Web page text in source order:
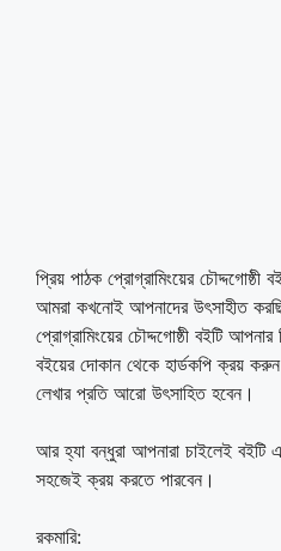
প্রিয় পাঠক প্রোগ্রামিংয়ের
আমরা কখনোই আপনাদের উৎসাহীত
প্রোগ্রামিংয়ের চৌদ্দগোষ্ঠী বইটি
বইয়ের দোকান থেকে হার্ডকপি ক্রয়
লেখার প্রতি আরো উৎসাহিত হবেন।
আর হ্যা বন্ধুরা আপনারা চাইলেই
সহজেই ক্রয় করতে পারবেন।
রকমারি: